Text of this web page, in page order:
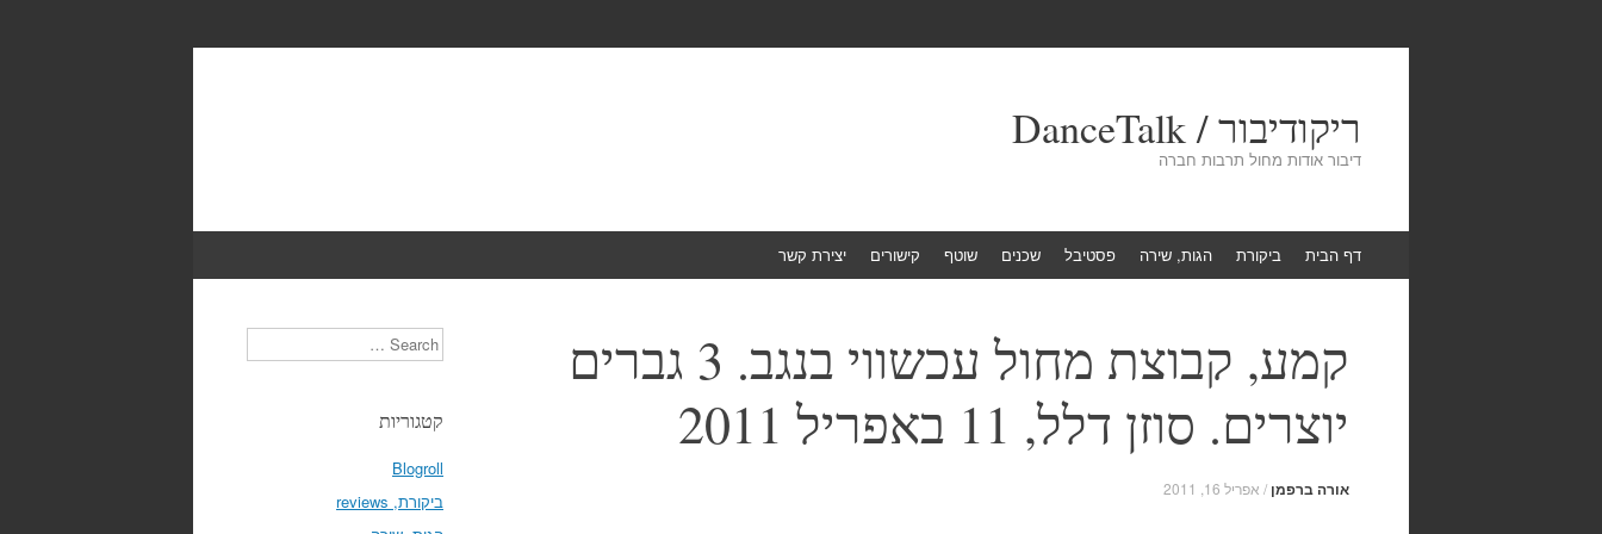
ריקודיבור / DanceTalk
דיבור אודות מחול תרבות חברה
to
דף הבית ביקורת הגות, שירה פסטיבל שכנים שוטף קישורים יצירת קשר
קמע, קבוצת מחול עכשווי בנגב. 3 גברים
יוצרים. סוזן דלל, 11 באפריל 2011
אורה ברפמן / אפריל 16, 2011
Search
קטגוריות
Blogroll
ביקורת, reviews